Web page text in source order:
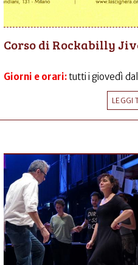
Corso di Rockabilly
Giorni e orari:tutti i giovedì
LEGGI